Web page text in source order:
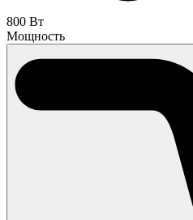
800 Вт
Мощность